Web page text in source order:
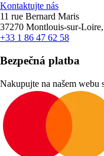
Kontaktujte nás
11 rue Bernard Maris
37270 Montlouis-sur-
+33 1 86 47 62 58
Bezpečná platba
Nakupujte na našem webu